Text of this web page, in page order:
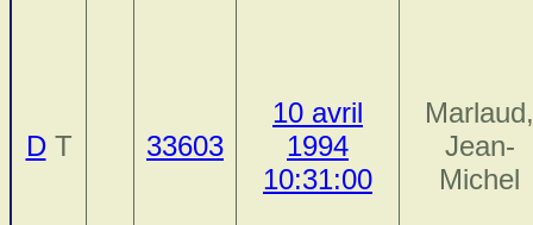
DT 33603
10 avril
1994
10:31:00
Marlaud,
Jean-
Michel